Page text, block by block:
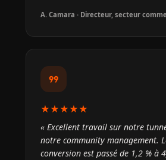
A. Camara · Directeur, secteur
format_quote
★★★★★
« Excellent travail sur notre
notre community management.
conversion est passé de 1,2 % à